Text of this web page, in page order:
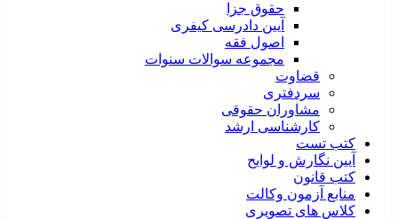
حقوق جزا
آیین دادرسی کیفری
اصول فقه
مجموعه سوالات سنوات
قضاوت
سردفتری
مشاوران حقوقی
کارشناسی ارشد
کتب تست
آیین نگارش و لوایح
کتب قانون
منابع آزمون وکالت
کلاس های تصویری